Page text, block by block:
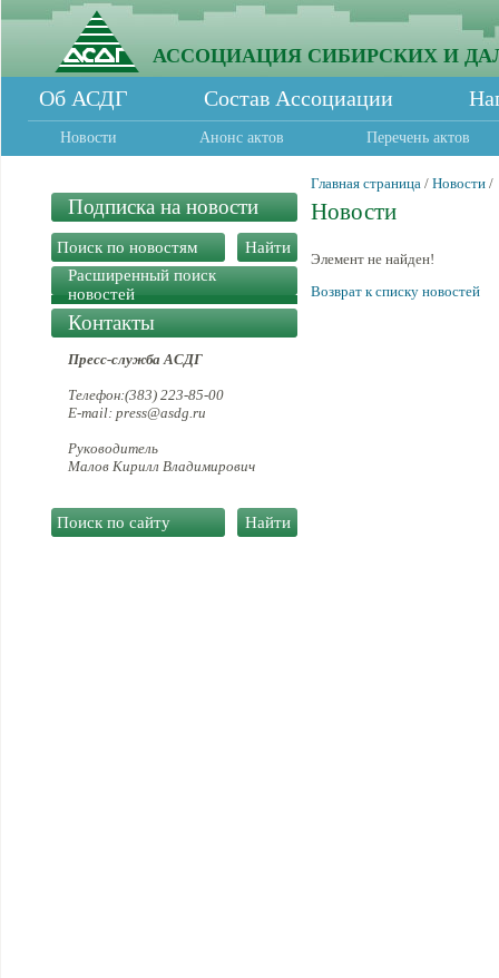
АССОЦИАЦИЯ СИБИРСКИХ И
Об АСДГ Состав Ассоциации
Новости Анонс актов Перечень актов
Подписка на новости
Расширенный поиск
новостей
Контакты
Пресс-служба АСДГ
Телефон:(383) 223-85-00
E-mail: press@asdg.ru
Руководитель
Малов Кирилл Владимирович
Главная страница / Новости /
Новости
Элемент не найден!
Возврат к списку новостей